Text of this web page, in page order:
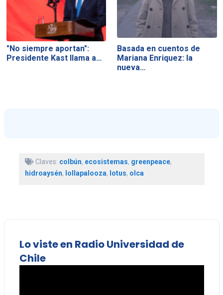
"No siempre aportan":
Presidente Kast llama a…
Basada en cuentos de
Mariana Enriquez: la
nueva…
Claves: colbún, ecosistemas, greenpeace,
hidroaysén, lollapalooza, lotus, olca
Lo viste en Radio Universidad de
Chile